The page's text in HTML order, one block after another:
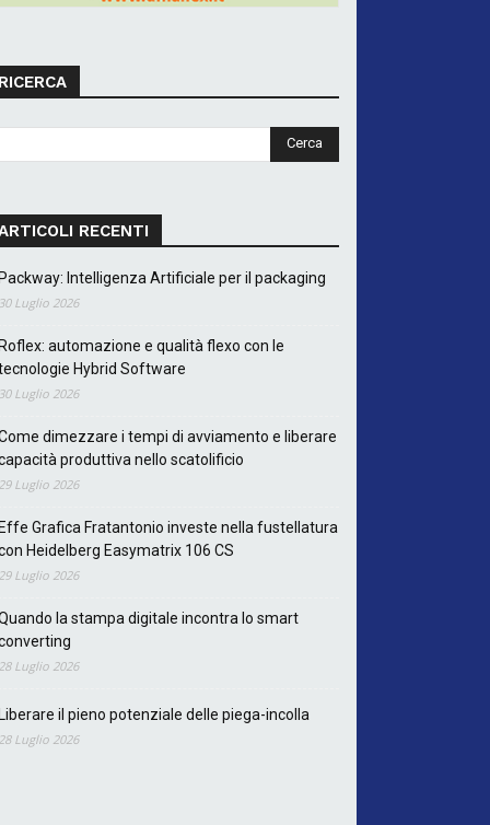
RECENTI
Intelligenza Artificiale per il packaging
Luglio 2026
automazione e qualità flexo con le
Hybrid Software
Luglio 2026
dimezzare i tempi di avviamento e liberare
produttiva nello scatolificio
Luglio 2026
Grafica Fratantonio investe nella fustellatura
Heidelberg Easymatrix 106 CS
Luglio 2026
la stampa digitale incontra lo smart
Luglio 2026
il pieno potenziale delle piega-incolla
Luglio 2026